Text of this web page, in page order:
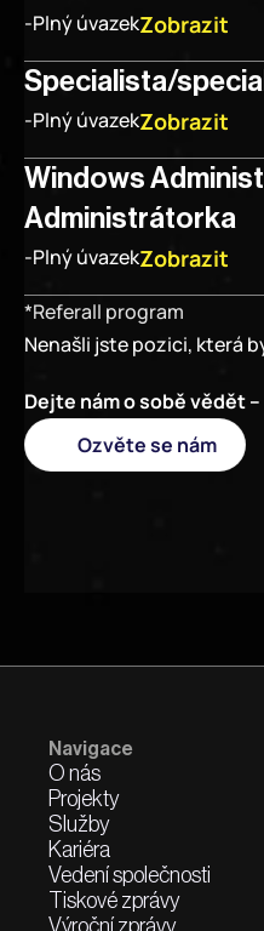
-Plný úvazekZobrazit
Specialista/
-Plný úvazekZobrazit
Windows
Administrátorka
-Plný úvazekZobrazit
*Referall program
Nenašli jste pozici, která
Dejte nám o sobě vědět
Ozvěte se nám
Navigace
O nás
Projekty
Služby
Kariéra
Vedení společnosti
Tiskové zprávy
Výroční zprávy